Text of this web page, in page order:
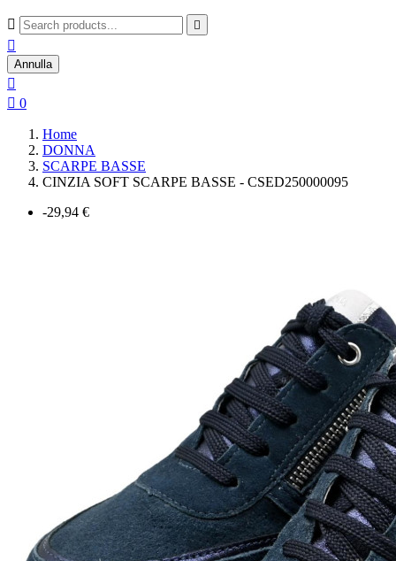
 

Annulla

 0
Home
DONNA
SCARPE BASSE
CINZIA SOFT SCARPE BASSE - CSED250000095
-29,94 €